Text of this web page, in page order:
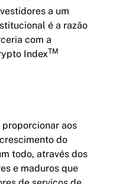
a um
é a razão
com a
IndexTM
aos
do
todo, através dos
e maduros que